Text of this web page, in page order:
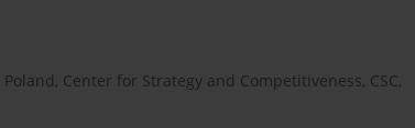
Center for Strategy and Competitiveness, CSC,